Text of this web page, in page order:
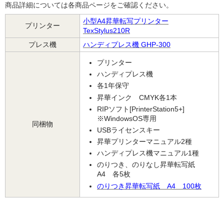
商品詳細については各商品ページをご確認ください。
プリンター
小型A4昇華転写プリンター
TexStylus210R
プレス機
ハンディプレス機 GHP-300
同梱物
プリンター
ハンディプレス機
各1年保守
昇華インク CMYK各1本
RIPソフト[PrinterStation5+]
※WindowsOS専用
USBライセンスキー
昇華プリンターマニュアル2種
ハンディプレス機マニュアル1種
のりつき、のりなし昇華転写紙
A4 各5枚
のりつき昇華転写紙 A4 100枚